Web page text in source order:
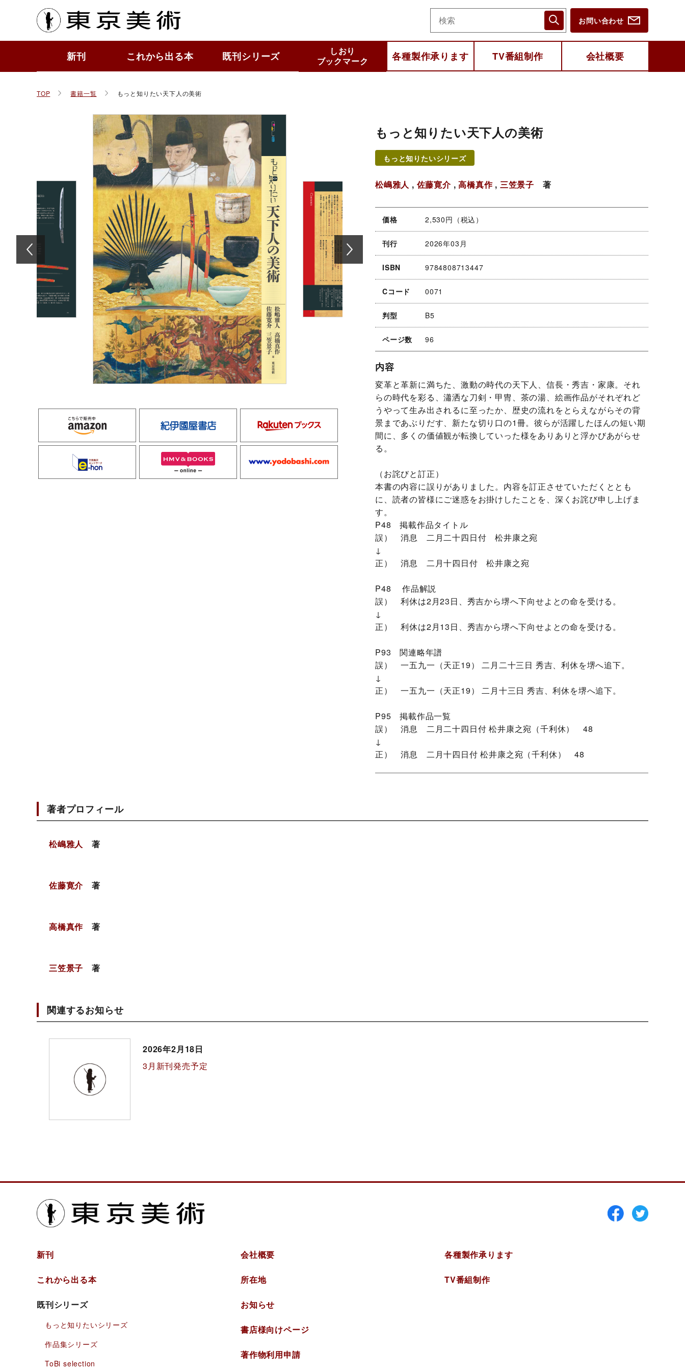
お問い合わせ
新刊 これから出る本 既刊シリーズ
しおり
ブックマーク
各種製作承ります TV番組制作 会社概要
TOP 書籍一覧 もっと知りたい天下人の美術
yodobashi
もっと知りたい天下人の美術
もっと知りたいシリーズ
松嶋雅人 , 佐藤寛介,高橋真作, 三笠景子 著
価格 2,530円（税込）
刊行 2026年03月
ISBN 9784808713447
Cコード 0071
判型 B5
ページ数 96
内容
変革と革新に満ちた、激動の時代の天下人、信長・秀吉・家康。それ
らの時代を彩る、瀟洒な刀剣・甲冑、茶の湯、絵画作品がそれぞれど
うやって生み出されるに至ったか、歴史の流れをとらえながらその背
景まであぶりだす、新たな切り口の1冊。彼らが活躍したほんの短い期
間に、多くの価値観が転換していった様をありありと浮かびあがらせ
る。
（お詫びと訂正）
本書の内容に誤りがありました。内容を訂正させていただくととも
に、読者の皆様にご迷惑をお掛けしたことを、深くお詫び申し上げま
す。
P48 掲載作品タイトル
誤） 消息 二月二十四日付 松井康之宛
↓
正） 消息 二月十四日付 松井康之宛
P48 作品解説
誤） 利休は2月23日、秀吉から堺へ下向せよとの命を受ける。
↓
正） 利休は2月13日、秀吉から堺へ下向せよとの命を受ける。
P93 関連略年譜
誤） 一五九一（天正19） 二月二十三日 秀吉、利休を堺へ追下。
↓
正） 一五九一（天正19） 二月十三日 秀吉、利休を堺へ追下。
P95 掲載作品一覧
誤） 消息 二月二十四日付 松井康之宛（千利休） 48
↓
正） 消息 二月十四日付 松井康之宛（千利休） 48
著者プロフィール
松嶋雅人 著
佐藤寛介 著
高橋真作 著
三笠景子 著
関連するお知らせ
2026年2月18日
3月新刊発売予定
新刊
これから出る本
既刊シリーズ
もっと知りたいシリーズ
作品集シリーズ
ToBi selection
会社概要
所在地
お知らせ
書店様向けページ
著作物利用申請
各種製作承ります
TV番組制作